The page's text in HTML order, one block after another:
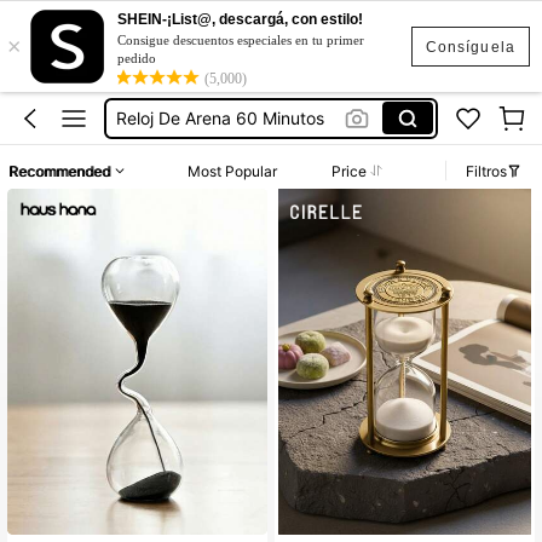
Consíguela
×
SHEIN-¡List@, descargá, con estilo!
Consigue descuentos especiales en tu primer
pedido
(5,000)
Decoración Para El Hogar
Reloj De Arena
Reloj De Arena 60 Minutos
Reloj De Arena Decoración
Reloj De Arena
Recommended Most Popular Price Filtros